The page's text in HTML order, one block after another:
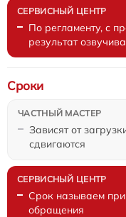
По регламенту, с
результат
Зависят от
сдвигаются
Сроки
Срок называем
обращения